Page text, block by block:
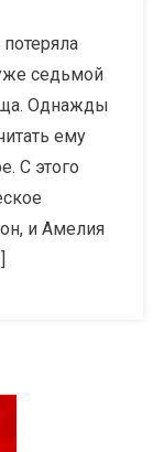
седьмой
Однажды
ему
С этого
и Амелия